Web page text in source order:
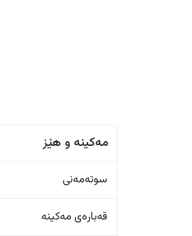
مەکینە و هێز
سوتەمەنی
قەبارەی مەکینە